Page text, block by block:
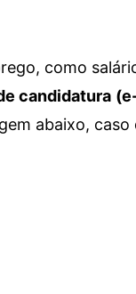
como
candidatura
abaixo, caso